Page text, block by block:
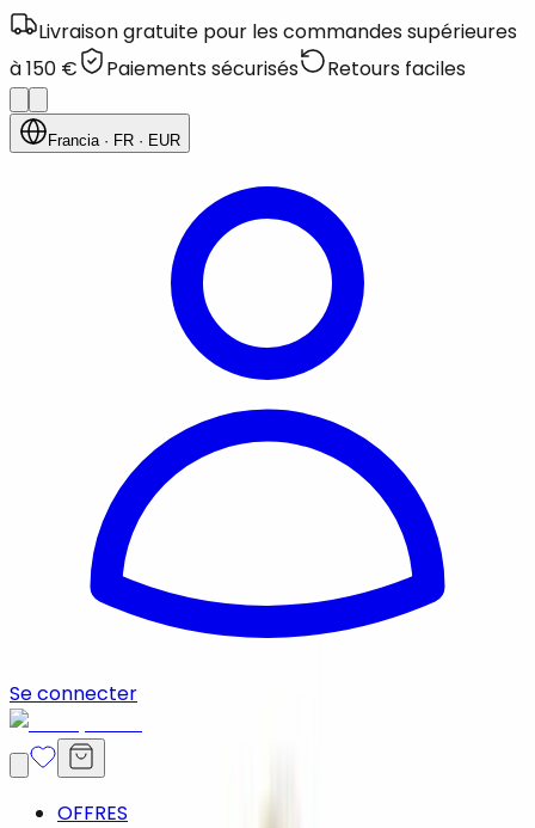
Livraison gratuite pour les commandes supérieures
à 150 €
Paiements sécurisés Retours faciles
Francia· FR · EUR
Se connecter
OFFRES